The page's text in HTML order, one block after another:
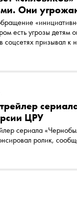
Они
есть угрозы детям
соцсетях призывал
трейлер
ЦРУ
сериала
ролик,